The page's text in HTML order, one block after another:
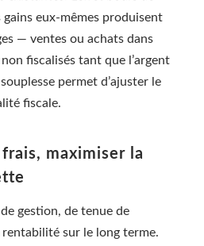
gains eux-mêmes produisent
— ventes ou achats dans
fiscalisés tant que l’argent
permet d’ajuster le
fiscale.
maximiser la
gestion, de tenue de
sur le long terme.